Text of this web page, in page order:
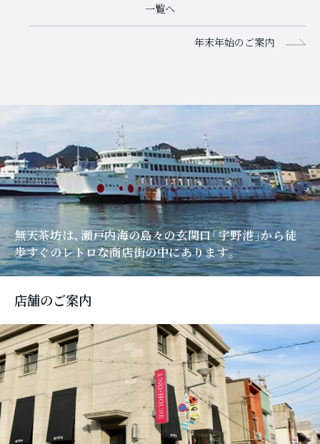
一覧へ
年末年始のご案内
無天茶坊は、瀬戸内海の島々の玄関口「宇野港」から徒
歩すぐのレトロな商店街の中にあります。
店舗のご案内